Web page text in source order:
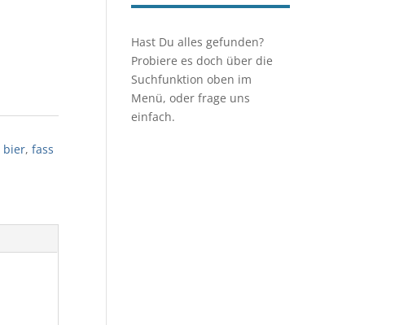
bier,fass
Hast Du alles gefunden?
Probiere es doch über die
Suchfunktion oben im
Menü, oder frage uns
einfach.